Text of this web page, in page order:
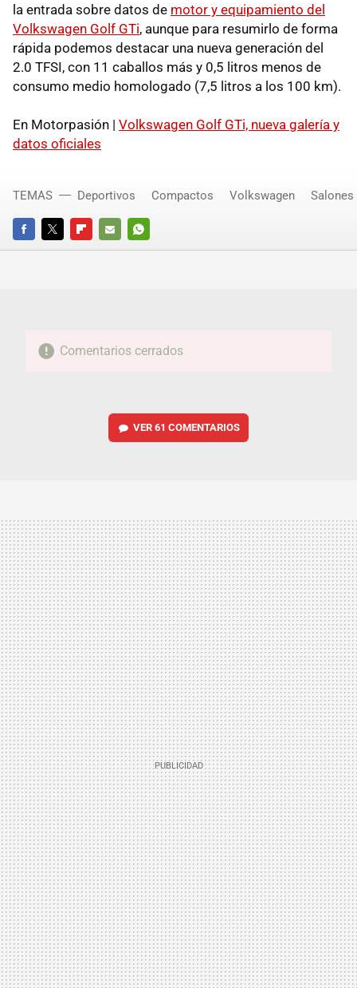
la entrada sobre datos de motor y equipamiento del
Volkswagen Golf GTi, aunque para resumirlo de forma
rápida podemos destacar una nueva generación del
2.0 TFSI, con 11 caballos más y 0,5 litros menos de
consumo medio homologado (7,5 litros a los 100 km).
En Motorpasión | Volkswagen Golf GTi, nueva galería y
datos oficiales
FACEBOOKTWITTERFLIPBOARD
E-
WHATSAPP
TEMAS Deportivos Compactos Volkswagen
Comentarios cerrados
VER 61 COMENTARIOS